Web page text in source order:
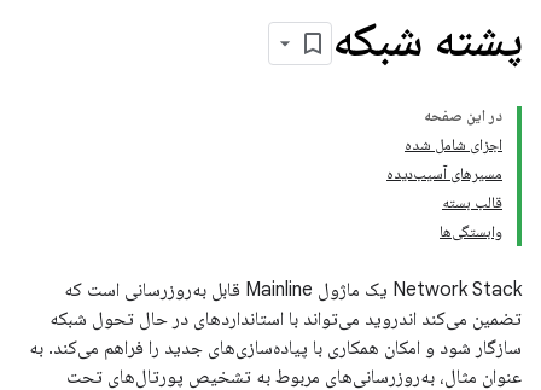
پشته شبکه
در این صفحه
اجزای شامل شده
مسیرهای آسیب‌دیده
قالب بسته
وابستگی‌ها
Network Stack یک ماژول Mainline قابل به‌روزرسانی است که
تضمین می‌کند اندروید می‌تواند با استانداردهای در حال تحول شبکه
سازگار شود و امکان همکاری با پیاده‌سازی‌های جدید را فراهم می‌کند. به
عنوان مثال، به‌روزرسانی‌های مربوط به تشخیص پورتال‌های تحت